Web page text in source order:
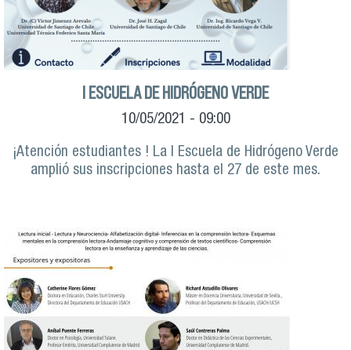
I ESCUELA DE HIDRÓGENO VERDE
10/05/2021 - 09:00
¡Atención estudiantes ! La I Escuela de Hidrógeno Verde
amplió sus inscripciones hasta el 27 de este mes.